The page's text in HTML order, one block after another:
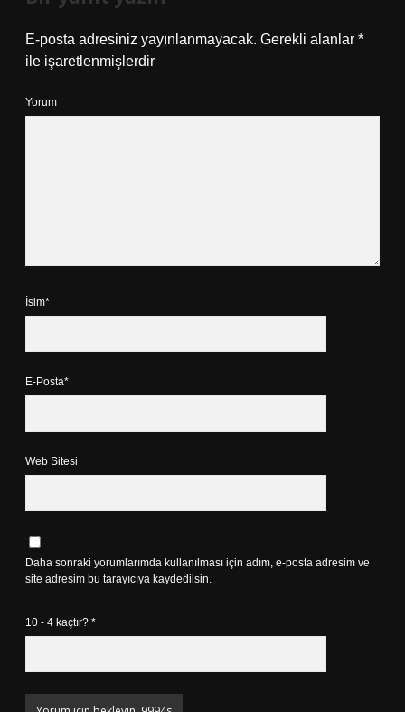
E-posta adresiniz yayınlanmayacak. Gerekli alanlar *
ile işaretlenmişlerdir
Yorum
İsim*
E-Posta*
Web Sitesi
Daha sonraki yorumlarımda kullanılması için adım, e-posta adresim ve
site adresim bu tarayıcıya kaydedilsin.
10 - 4 kaçtır? *